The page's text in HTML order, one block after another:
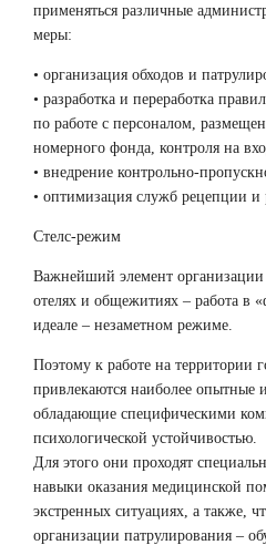
применяться различные
меры:
• организация обходов и
• разработка и переработка
по работе с персоналом,
номерного фонда, контроля на
• внедрение контрольно-
• оптимизация служб рецепции и
Стелс-режим
Важнейший элемент организации
отелях и общежитиях – работа в
идеале – незаметном режиме.
Поэтому к работе на территории
привлекаются наиболее опытные
обладающие специфическими
психологической устойчивостью.
Для этого они проходят
навыки оказания медицинской
экстренных ситуациях, а также,
организации патрулирования –